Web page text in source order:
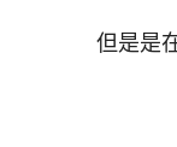
但是是